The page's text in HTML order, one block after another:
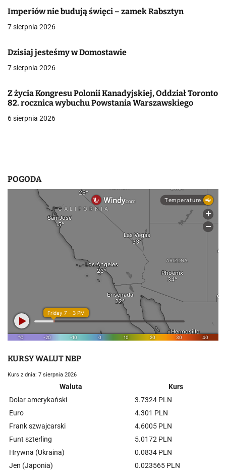
a
c
j
a
p
i
Imperiów nie budują święci – zamek Rabsztyn
7 sierpnia 2026
Dzisiaj jesteśmy w Domostawie
7 sierpnia 2026
Z życia Kongresu Polonii Kanadyjskiej, Oddział Toronto
82. rocznica wybuchu Powstania Warszawskiego
6 sierpnia 2026
POGODA
KURSY WALUT NBP
Kurs z dnia: 7 sierpnia 2026
Waluta
Kurs
Dolar amerykański
3.7324 PLN
Euro
4.301 PLN
Frank szwajcarski
4.6005 PLN
Funt szterling
5.0172 PLN
Hrywna (Ukraina)
0.0834 PLN
Jen (Japonia)
0.023565 PLN